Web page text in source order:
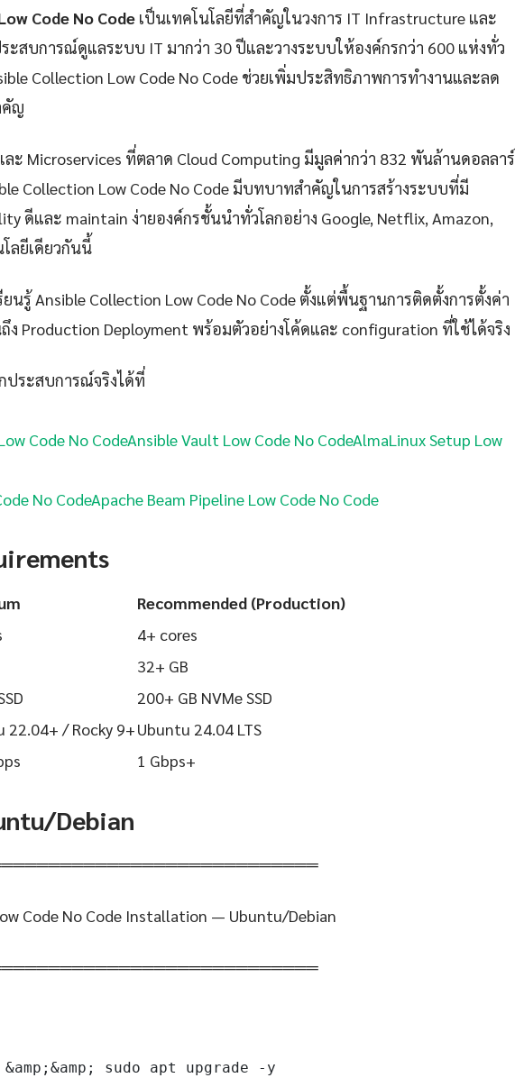
Code No Code เป็นเทคโนโลยีที่สำคัญในวงการ IT Infrastructure และ
ะสบการณ์ดูแลระบบ IT มากว่า 30 ปีและวางระบบให้องค์กรกว่า 600 แห่งทั่ว
Collection Low Code No Code ช่วยเพิ่มประสิทธิภาพการทำงานและลด
คัญ
ะ Microservices ที่ตลาด Cloud Computing มีมูลค่ากว่า 832 พันล้านดอลลาร์
Collection Low Code No Code มีบทบาทสำคัญในการสร้างระบบที่มี
ดีและ maintain ง่ายองค์กรชั้นนำทั่วโลกอย่าง Google, Netflix, Amazon,
ลยีเดียวกันนี้
รู้ Ansible Collection Low Code No Code ตั้งแต่พื้นฐานการติดตั้งการตั้งค่า
ง Production Deployment พร้อมตัวอย่างโค้ดและ configuration ที่ใช้ได้จริง
ประสบการณ์จริงได้ที่
Code No CodeAnsible Vault Low Code No CodeAlmaLinux Setup Low
No CodeApache Beam Pipeline Low Code No Code
Recommended (Production)
4+ cores
32+ GB
200+ GB NVMe SSD
22.04+ / Rocky 9+Ubuntu 24.04 LTS
1 Gbps+
Debian
Code No Code Installation — Ubuntu/Debian
sudo apt upgrade -y